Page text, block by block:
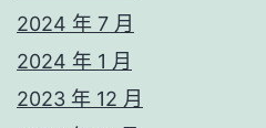
2024 年 7 月
2024 年 1 月
2023 年 12 月